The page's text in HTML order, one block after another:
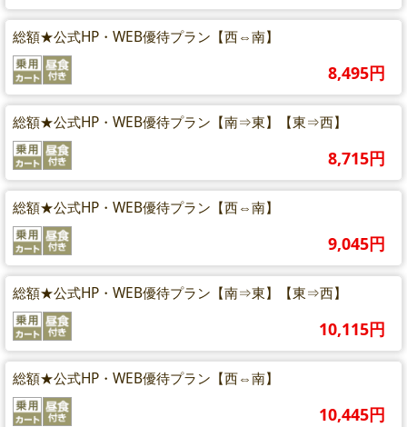
総額★公式HP・WEB優待プラン【西⇔南】
8,495円
総額★公式HP・WEB優待プラン【南⇒東】【東⇒西】
8,715円
総額★公式HP・WEB優待プラン【西⇔南】
9,045円
総額★公式HP・WEB優待プラン【南⇒東】【東⇒西】
10,115円
総額★公式HP・WEB優待プラン【西⇔南】
10,445円